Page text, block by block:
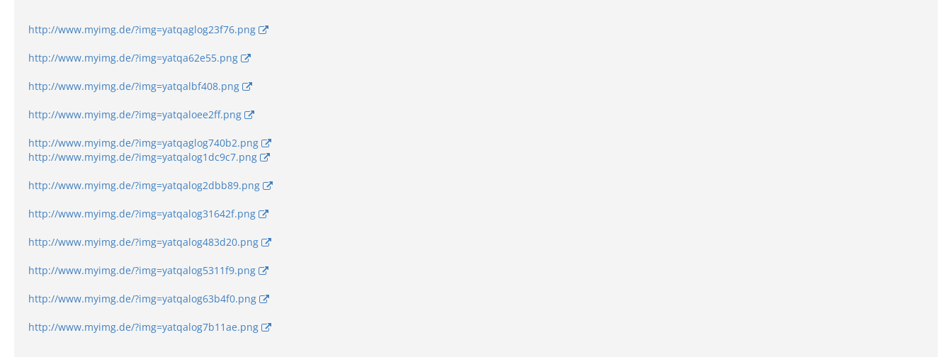
http://www.myimg.de/?img=yatqaglog23f76.png
http://www.myimg.de/?img=yatqa62e55.png
http://www.myimg.de/?img=yatqalbf408.png
http://www.myimg.de/?img=yatqaloee2ff.png
http://www.myimg.de/?img=yatqaglog740b2.png
http://www.myimg.de/?img=yatqalog1dc9c7.png
http://www.myimg.de/?img=yatqalog2dbb89.png
http://www.myimg.de/?img=yatqalog31642f.png
http://www.myimg.de/?img=yatqalog483d20.png
http://www.myimg.de/?img=yatqalog5311f9.png
http://www.myimg.de/?img=yatqalog63b4f0.png
http://www.myimg.de/?img=yatqalog7b11ae.png